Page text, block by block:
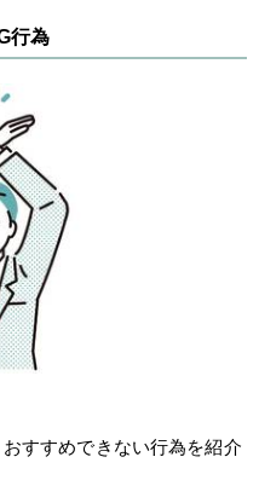
行為
すすめできない行為を紹介